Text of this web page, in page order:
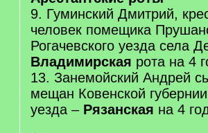
9. Гуминский Дмитрий,
человек помещика
Рогачевского уезда села
Владимирская рота на 4
13. Занемойский Андрей
мещан Ковенской
уезда – Рязанская на 4